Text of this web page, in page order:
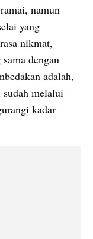
namun
yang
nikmat,
dengan
adalah,
melalui
kadar